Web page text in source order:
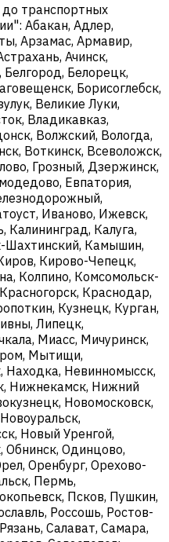
до транспортных
Абакан, Адлер,
Арзамас, Армавир,
Ачинск,
Белгород, Белорецк,
Борисоглебск,
Великие Луки,
Владикавказ,
Волжский, Вологда,
Воткинск, Всеволожск,
Грозный, Дзержинск,
Евпатория,
Иваново, Ижевск,
Калининград, Калуга,
Шахтинский, Камышин,
Кирово-Чепецк,
Колпино, Комсомольск-
Краснодар,
Кузнецк, Курган,
Липецк,
Миасс, Мичуринск,
Мытищи,
Невинномысск,
Нижнекамск, Нижний
Новомосковск,
Новый Уренгой,
Обнинск, Одинцово,
Оренбург, Орехово-
Пермь,
Псков, Пушкин,
Россошь, Ростов-
Салават, Самара,